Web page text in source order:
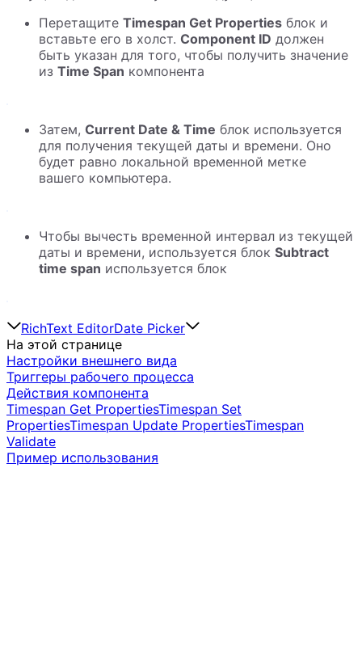
Перетащите Timespan Get Properties блок и
вставьте его в холст. Component ID должен
быть указан для того, чтобы получить значение
из Time Span компонента
Затем, Current Date & Time блок используется
для получения текущей даты и времени. Оно
будет равно локальной временной метке
вашего компьютера.
Чтобы вычесть временной интервал из текущей
даты и времени, используется блок Subtract
time span используется блок
RichText EditorDate Picker
На этой странице
Настройки внешнего вида
Триггеры рабочего процесса
Действия компонента
Timespan Get PropertiesTimespan Set
PropertiesTimespan Update PropertiesTimespan
Validate
Пример использования